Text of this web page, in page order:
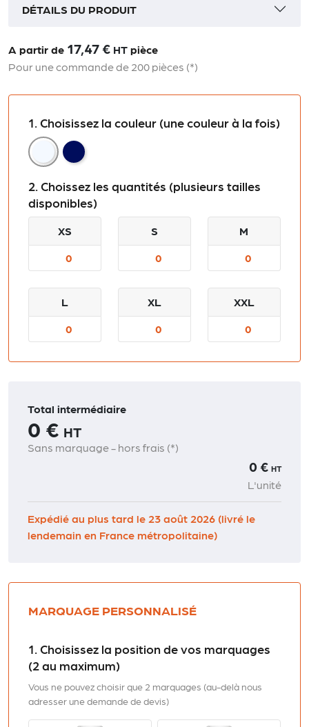
DÉTAILS DU PRODUIT
A partir de 17,47 € HT pièce
Pour une commande de 200 pièces (*)
1. Choisissez la couleur (une couleur à la fois)
White Navy
2. Choissez les quantités (plusieurs tailles
disponibles)
XS S M
L XL XXL
Total intermédiaire
0 € HT
Sans marquage - hors frais (*)
0 € HT
L'unité
Expédié au plus tard le 23 août 2026 (livré le
lendemain en France métropolitaine)
MARQUAGE PERSONNALISÉ
1. Choisissez la position de vos marquages
(2 au maximum)
Vous ne pouvez choisir que 2 marquages (au-delà nous
adresser une demande de devis)